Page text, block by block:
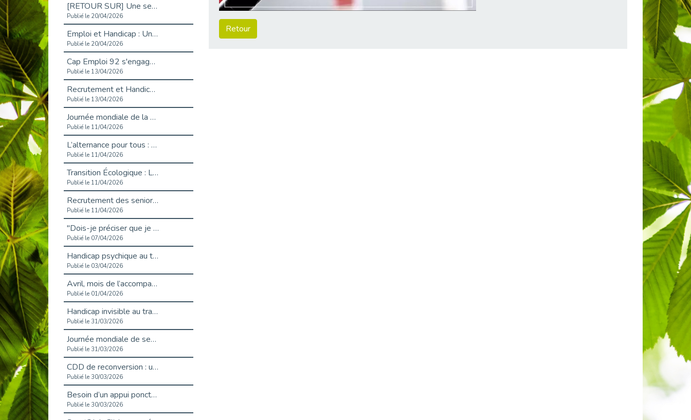
[RETOUR SUR] Une session de recrutement inclusive réussie à Asnières !
Publié le 20/04/2026
Emploi et Handicap : Une alliance de style entre Cap Emploi 92 et La Cravate Solidaire
Publié le 20/04/2026
Cap Emploi 92 s'engage pour la santé mentale : La formation PSSM au cœur de l'accompagnement
Publié le 13/04/2026
Recrutement et Handicap : Et si vous testiez avant de vous engager ?
Publié le 13/04/2026
Journée mondiale de la maladie de Parkinson : Mieux comprendre pour mieux accompagner
Publié le 11/04/2026
L’alternance pour tous : Cap Emploi 92 et Seine Ouest Entreprise et Emploi mobilisés à Boulogne-Billancourt
Publié le 11/04/2026
Transition Écologique : Les Cap Emploi 75,92 et 93 s’engagent pour un Numérique Responsable
Publié le 11/04/2026
Recrutement des seniors : Un levier de transformation pour les ETI franciliennes
Publié le 11/04/2026
"Dois-je préciser que je suis handicapé sur mon CV?"
Publié le 07/04/2026
Handicap psychique au travail : et si nous changions de regard - vidéo
Publié le 03/04/2026
Avril, mois de l’accompagnement dans l’emploi avec Cap emploi.
Publié le 01/04/2026
Handicap invisible au travail : se taire ou parler? - vidéo
Publié le 31/03/2026
Journée mondiale de sensibilisation à l’autisme
Publié le 31/03/2026
CDD de reconversion : un nouveau contrat pour sécuriser le changement de métier.
Publié le 30/03/2026
Besoin d’un appui ponctuel expertise handicap ?
Publié le 30/03/2026
Retour